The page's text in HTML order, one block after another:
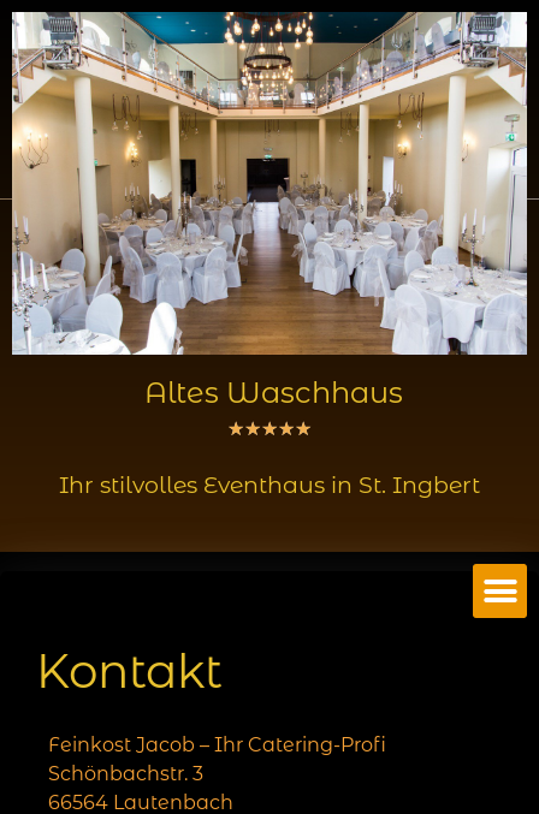
Altes Waschhaus
★★★★★
Ihr stilvolles Eventhaus in St. Ingbert
Kontakt
Feinkost Jacob – Ihr Catering-Profi
Schönbachstr. 3
66564 Lautenbach